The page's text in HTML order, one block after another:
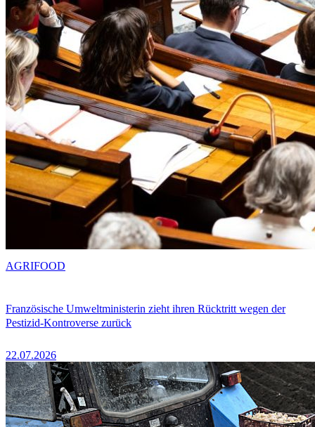
Französische Umweltministerin zieht ihren Rücktritt wegen der
Pestizid-Kontroverse zurück
22.07.2026
AGRIFOOD